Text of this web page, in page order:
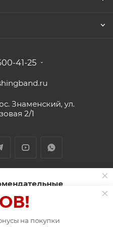
В КОРЗИНУ
41-25
Знаменский, ул.
2/1
А.В.
вы соглашаетесь на
на покупки